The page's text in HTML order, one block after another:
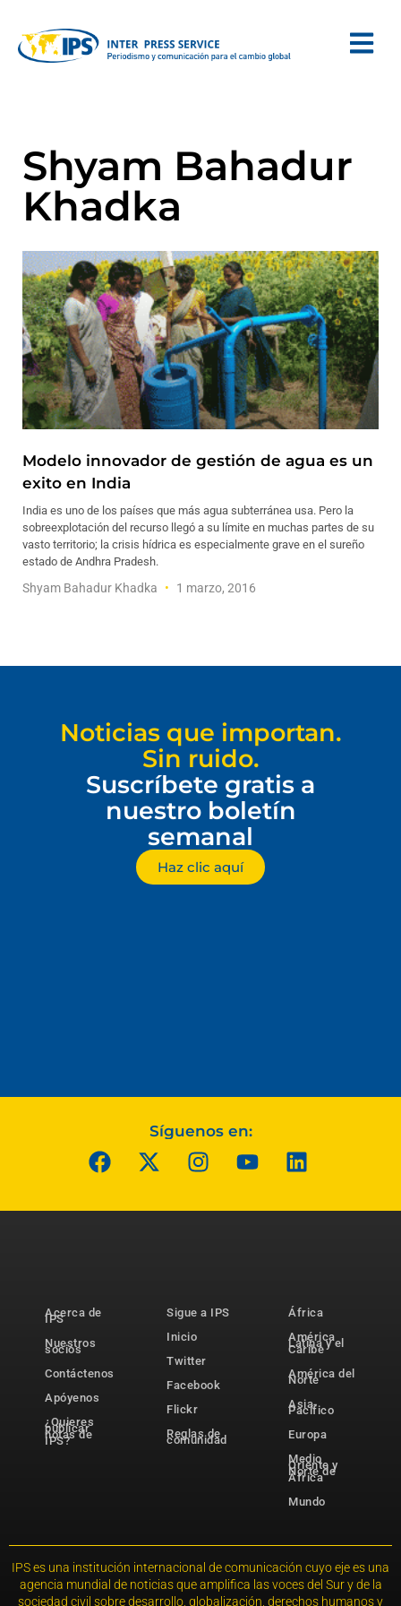
Shyam Bahadur
Khadka
Modelo innovador de gestión de agua es un
exito en India
India es uno de los países que más agua subterránea usa. Pero la
sobreexplotación del recurso llegó a su límite en muchas partes de su
vasto territorio; la crisis hídrica es especialmente grave en el sureño
estado de Andhra Pradesh.
Shyam Bahadur Khadka 1 marzo, 2016
Noticias que importan.
Sin ruido.
Suscríbete gratis a
nuestro boletín
semanal
Haz clic aquí
Síguenos en:
Acerca de
IPS
Nuestros
socios
Contáctenos
Apóyenos
¿Quieres
publicar
notas de
IPS?
Sigue a IPS
Inicio
Twitter
Facebook
Flickr
Reglas de
comunidad
África
América
Latina y el
Caribe
América del
Norte
Asia-
Pacífico
Europa
Medio
Oriente y
Norte de
África
Mundo
IPS es una institución internacional de comunicación cuyo eje es una
agencia mundial de noticias que amplifica las voces del Sur y de la
sociedad civil sobre desarrollo, globalización, derechos humanos y